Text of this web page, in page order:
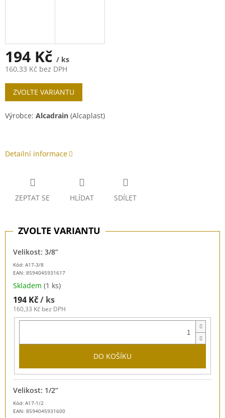
194 Kč / ks
160,33 Kč bez DPH
Měrná
cena:
ZVOLTE VARIANTU
Výrobce: Alcadrain (Alcaplast)
Detailní informace
ZEPTAT SE HLÍDAT SDÍLET
Kód: A17-3/8
EAN: 8594045931617
Velikost: 3/8”
Skladem (1 ks)
194 Kč/ ks
160,33 Kč bez DPH
DO KOŠÍKU
Kód: A17-1/2
EAN: 8594045931600
Velikost: 1/2”